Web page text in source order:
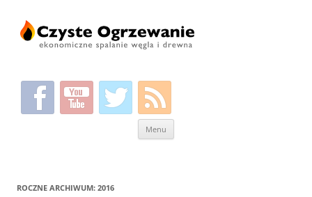
Menu
ROCZNE ARCHIWUM: 2016